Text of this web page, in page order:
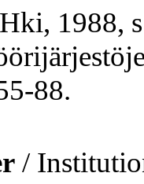
1988,
88.
/